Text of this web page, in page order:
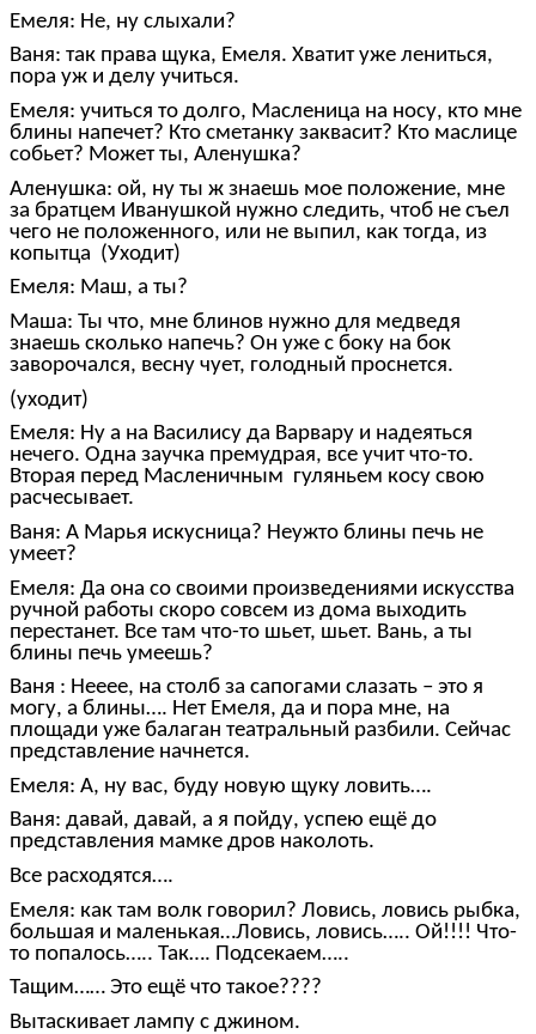
Емеля: Не, ну слыхали?
Ваня: так права щука, Емеля. Хватит уже лениться,
пора уж и делу учиться.
Емеля: учиться то долго, Масленица на носу, кто мне
блины напечет? Кто сметанку заквасит? Кто маслице
собьет? Может ты, Аленушка?
Аленушка: ой, ну ты ж знаешь мое положение, мне
за братцем Иванушкой нужно следить, чтоб не съел
чего не положенного, или не выпил, как тогда, из
копытца (Уходит)
Емеля: Маш, а ты?
Маша: Ты что, мне блинов нужно для медведя
знаешь сколько напечь? Он уже с боку на бок
заворочался, весну чует, голодный проснется.
(уходит)
Емеля: Ну а на Василису да Варвару и надеяться
нечего. Одна заучка премудрая, все учит что-то.
Вторая перед Масленичным гуляньем косу свою
расчесывает.
Ваня: А Марья искусница? Неужто блины печь не
умеет?
Емеля: Да она со своими произведениями искусства
ручной работы скоро совсем из дома выходить
перестанет. Все там что-то шьет, шьет. Вань, а ты
блины печь умеешь?
Ваня : Нееее, на столб за сапогами слазать – это я
могу, а блины…. Нет Емеля, да и пора мне, на
площади уже балаган театральный разбили. Сейчас
представление начнется.
Емеля: А, ну вас, буду новую щуку ловить….
Ваня: давай, давай, а я пойду, успею ещё до
представления мамке дров наколоть.
Все расходятся….
Емеля: как там волк говорил? Ловись, ловись рыбка,
большая и маленькая…Ловись, ловись….. Ой!!!! Что-
то попалось….. Так…. Подсекаем…..
Тащим…… Это ещё что такое????
Вытаскивает лампу с джином.